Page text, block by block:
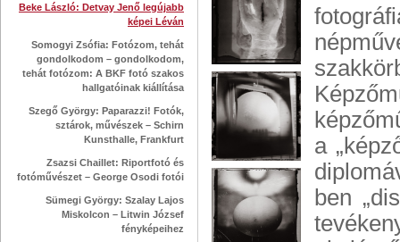
Beke László: Detvay Jenő legújabb
képei Léván
Somogyi Zsófia: Fotózom, tehát
gondolkodom – gondolkodom,
tehát fotózom: A BKF fotó szakos
hallgatóinak kiállítása
Szegő György: Paparazzi! Fotók,
sztárok, művészek – Schirn
Kunsthalle, Frankfurt
Zsazsi Chaillet: Riportfotó és
fotóművészet – George Osodi fotói
Sümegi György: Szalay Lajos
Miskolcon – Litwin József
fényképeihez
a
ben